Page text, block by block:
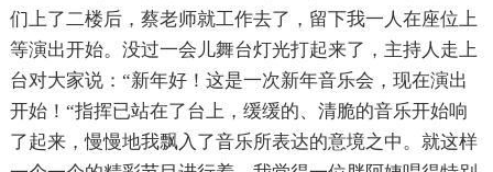
们上了二楼后，蔡老师就工作去了，留下我一人在座位上
等演出开始。没过一会儿舞台灯光打起来了，主持人走上
台对大家说：“新年好！这是一次新年音乐会，现在演出
开始！“指挥已站在了台上，缓缓的、清脆的音乐开始响
了起来，慢慢地我飘入了音乐所表达的意境之中。就这样